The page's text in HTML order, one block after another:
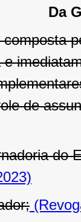
Da
de
do